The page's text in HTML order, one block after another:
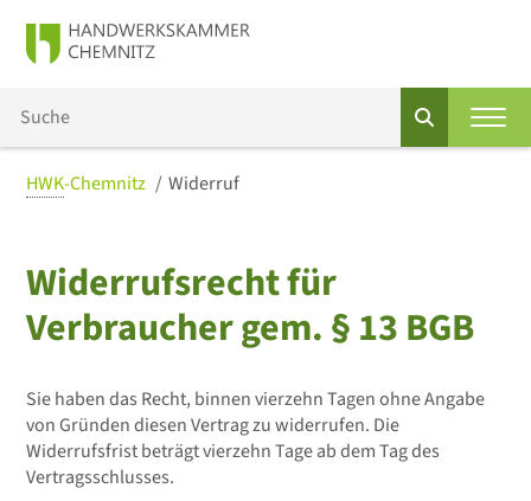
HWK-Chemnitz Widerruf
Widerrufsrecht für
Verbraucher gem. § 13 BGB
Sie haben das Recht, binnen vierzehn Tagen ohne Angabe
von Gründen diesen Vertrag zu widerrufen. Die
Widerrufsfrist beträgt vierzehn Tage ab dem Tag des
Vertragsschlusses.